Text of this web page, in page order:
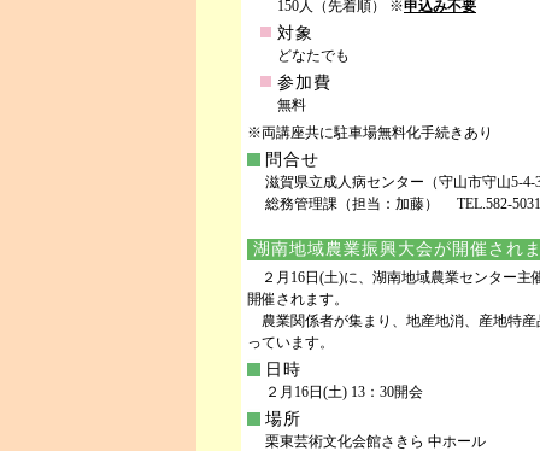
150人（先着順） ※申込み不要
対象
どなたでも
参加費
無料
※両講座共に駐車場無料化手続きあり
問合せ
滋賀県立成人病センター（守山市守山5-4-
総務管理課（担当：加藤） TEL.582-
湖南地域農業振興大会が開催され
２月16日(土)に、湖南地域農業センター主
開催されます。
農業関係者が集まり、地産地消、産地特
っています。
日時
２月16日(土) 13：30開会
場所
栗東芸術文化会館さきら 中ホール